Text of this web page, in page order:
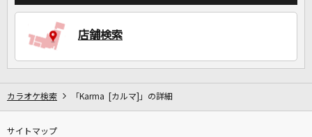
店舗検索
カラオケ検索 「Karma [カルマ]」の詳細
サイトマップ